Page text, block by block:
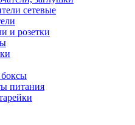
сетевые
и розетки
питания